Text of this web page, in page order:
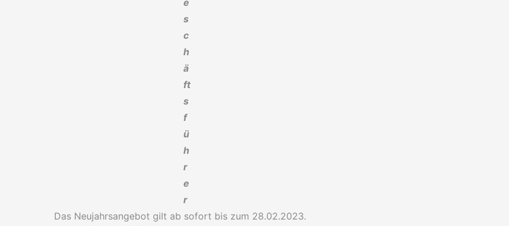
e
s
c
h
ä
ft
s
f
ü
h
r
e
r
Das Neujahrsangebot gilt ab sofort bis zum 28.02.2023.